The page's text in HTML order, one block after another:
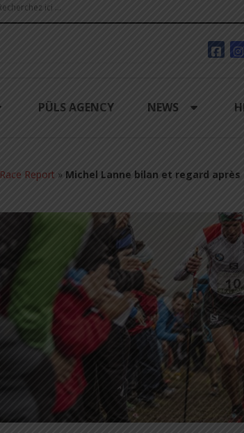
PÜLS AGENCY NEWS
Race Report » Michel Lanne bilan et regard